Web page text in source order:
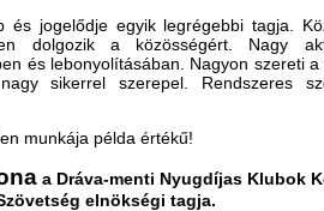
és jogelődje egyik legrégebbi tagja.
dolgozik a közösségért. Nagy
és lebonyolításában. Nagyon szereti
sikerrel szerepel. Rendszeres
munkája példa értékű!
a Dráva-menti Nyugdíjas Klubok
tagja.